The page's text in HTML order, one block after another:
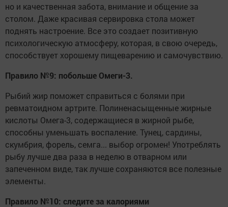
но и качественная забота, внимание и общение за
столом. Даже красивая сервировка стола может
поднять настроение. Все это создает позитивную
психологическую атмосферу, которая, в свою очередь,
способствует хорошему пищеварению и самочувствию.
Правило №9: побольше Омеги-3.
Рыбий жир поможет справиться с болями при
ревматоидном артрите. Полиненасыщенные жирные
кислоты Омега-3, содержащиеся в жирной рыбе,
способны уменьшать воспаление. Тунец, сардины,
скумбрия, форель, семга... выбор огромен! Употреблять
рыбу лучше два раза в неделю в отварном или
запеченном виде, так лучше сохраняются все полезные
элементы.
Правило №10: следите за калориями